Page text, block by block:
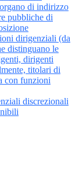
di indirizzo
pubbliche di
dirigenziali (da
distinguano le
dirigenti
titolari di
con funzioni
discrezionali